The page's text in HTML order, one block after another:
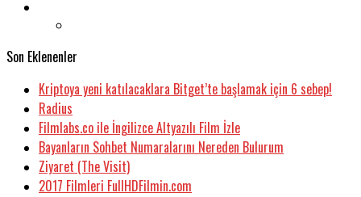
Son Eklenenler
Kriptoya yeni katılacaklara Bitget’te başlamak için 6 sebep!
Radius
Filmlabs.co ile İngilizce Altyazılı Film İzle
Bayanların Sohbet Numaralarını Nereden Bulurum
Ziyaret (The Visit)
2017 Filmleri FullHDFilmin.com